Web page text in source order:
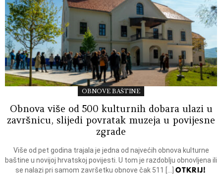
OBNOVE BAŠTINE
Obnova više od 500 kulturnih dobara ulazi u
završnicu, slijedi povratak muzeja u povijesne
zgrade
Više od pet godina trajala je jedna od najvećih obnova kulturne
baštine u novijoj hrvatskoj povijesti. U tom je razdoblju obnovljena ili
se nalazi pri samom završetku obnove čak 511 […]OTKRIJ!